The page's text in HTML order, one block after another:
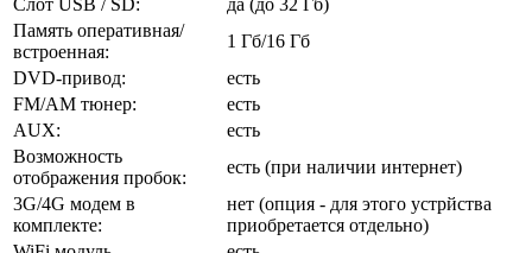
Память оперативная/
встроенная:
1 Гб/16 Гб
DVD-привод:
есть
FM/AM тюнер:
есть
AUX:
есть
Возможность
отображения пробок:
есть (при наличии интернет)
3G/4G модем в
комплекте:
нет (опция - для этого устрйства
приобретается отдельно)